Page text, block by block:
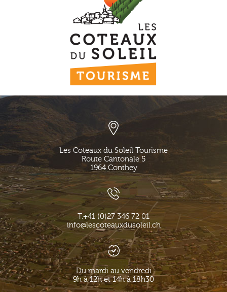
Les Coteaux du Soleil Tourisme
Route Cantonale 5
1964 Conthey
T.+41 (0)27 346 72 01
info@lescoteauxdusoleil.ch
Du mardi au vendredi
9h à 12h et 14h à 18h30